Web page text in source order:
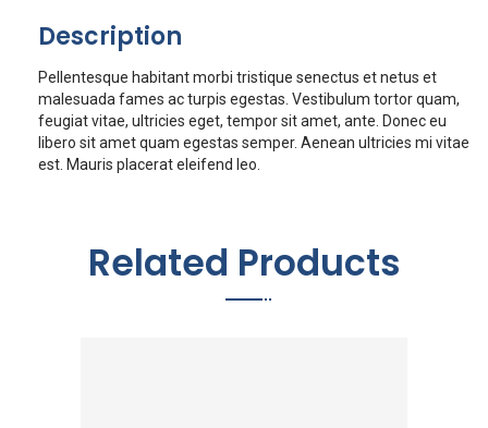
Description
Pellentesque habitant morbi tristique senectus et netus et
malesuada fames ac turpis egestas. Vestibulum tortor quam,
feugiat vitae, ultricies eget, tempor sit amet, ante. Donec eu
libero sit amet quam egestas semper. Aenean ultricies mi vitae
est. Mauris placerat eleifend leo.
Related Products